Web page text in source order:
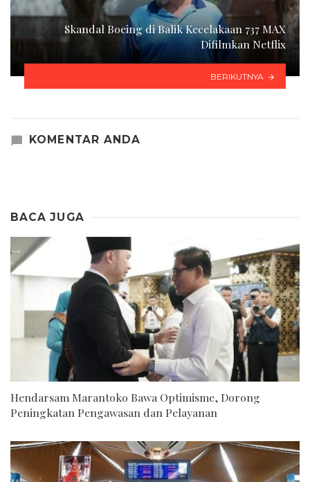
Skandal Boeing di Balik Kecelakaan 737 MAX
Difilmkan Netflix
BERIKUTNYA
KOMENTAR ANDA
BACA JUGA
Hendarsam Marantoko Bawa Optimisme, Dorong
Peningkatan Pengawasan dan Pelayanan